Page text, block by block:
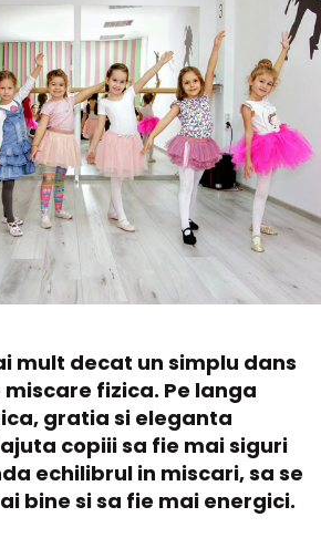
mult decat un simplu dans
fizica. Pe langa
gratia si eleganta
copiii sa fie mai siguri
echilibrul in miscari, sa se
bine si sa fie mai energici.